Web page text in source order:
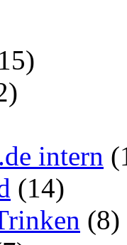
intern
(14)
(8)